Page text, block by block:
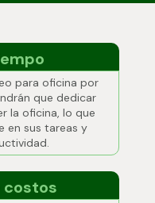
para oficina por
que dedicar
la oficina, lo que
en sus tareas y
costos